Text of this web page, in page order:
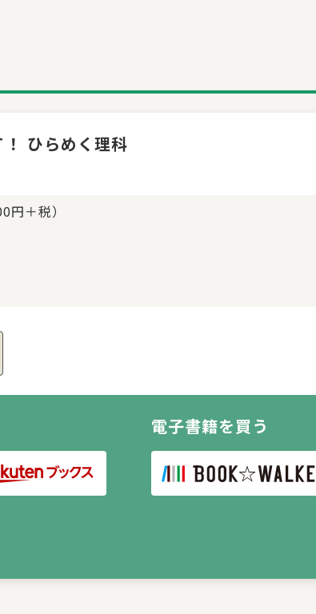
ひらめく理科
＋税）
電子書籍を買う